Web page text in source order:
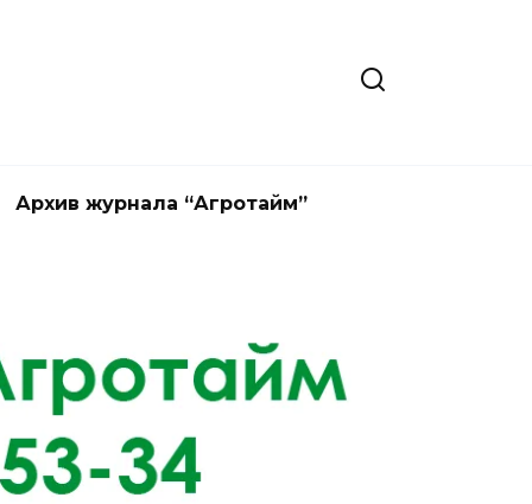
Архив журнала “Агротайм”